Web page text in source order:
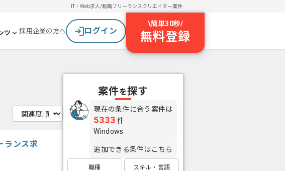
IT・Web求人/転職フリーランスクリエイター案件
ツ 採用企業の方へ ログイン
\簡単30秒/
無料登録
ランス求
案件を探す
現在の条件に合う案件は
5333 件
Windows
追加できる条件はこちら
職種 スキル・言語